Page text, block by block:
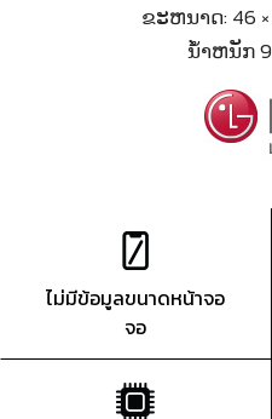
ຂະຫນາດ: 46 ×
ນ້ຳຫນັກ
ไม่มีข้อมูลขนาดหน้าจอ
จอ